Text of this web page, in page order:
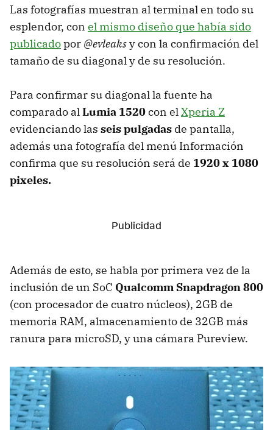
Las fotografías muestran al terminal en todo su
esplendor, con el mismo diseño que había sido
publicadopor @evleaksy con la confirmación del
tamaño de su diagonal y de su resolución.
Para confirmar su diagonal la fuente ha
comparado alLumia 1520con elXperia Z
evidenciando las seis pulgadas de pantalla,
además una fotografía del menú Información
confirma que su resolución será de 1920 x 1080
pixeles.
Además de esto, se habla por primera vez de la
inclusión de un SoC Qualcomm Snapdragon 800
(con procesador de cuatro núcleos), 2GB de
memoria RAM, almacenamiento de 32GB más
ranura para microSD, y una cámara Pureview.